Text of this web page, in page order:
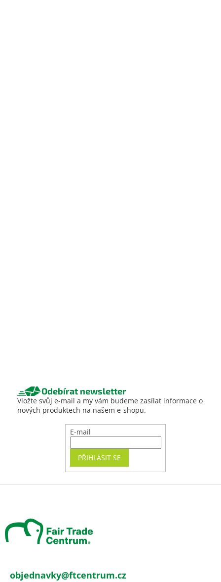
Odebírat newsletter
Vložte svůj e-mail a my vám budeme zasílat informace o
nových produktech na našem e-shopu.
E-mail
PŘIHLÁSIT SE
objednavky@ftcentrum.cz